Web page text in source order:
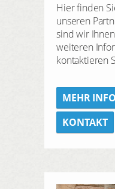
Hier finden
unseren
sind wir
weiteren
kontaktieren
MEHR
KONTAKT